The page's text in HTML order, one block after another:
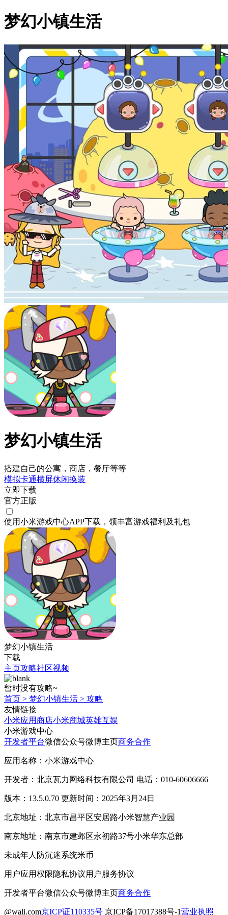
梦幻小镇生活
梦幻小镇生活
搭建自己的公寓，商店，餐厅等等
模拟卡通横屏休闲换装
立即下载
官方正版
使用小米游戏中心APP下载 ，领丰富游戏福利 及礼包
梦幻小镇生活
下载
主页攻略社区视频
暂时没有攻略~
首页 > 梦幻小镇生活 > 攻略
友情链接
小米应用商店小米商城英雄互娱
小米游戏中心
开发者平台微信公众号微博主页商务合作
应用名称：小米游戏中心
开发者：北京瓦力网络科技有限公司 电话：010-60606666
版本：13.5.0.70 更新时间：2025年3月24日
北京地址：北京市昌平区安居路小米智慧产业园
南京地址：南京市建邺区永初路37号小米华东总部
未成年人防沉迷系统米币
用户应用权限隐私协议用户服务协议
开发者平台微信公众号微博主页商务合作
@wali.com京ICP证110335号 京ICP备17017388号-1营业执照